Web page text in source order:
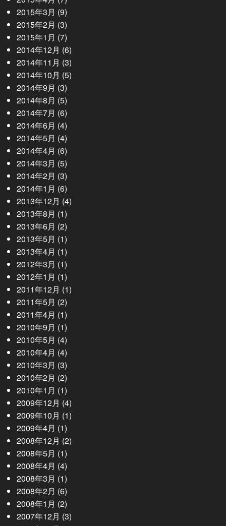
2015年3月 (9)
2015年2月 (3)
2015年1月 (7)
2014年12月 (6)
2014年11月 (3)
2014年10月 (5)
2014年9月 (3)
2014年8月 (5)
2014年7月 (6)
2014年6月 (4)
2014年5月 (4)
2014年4月 (6)
2014年3月 (5)
2014年2月 (3)
2014年1月 (6)
2013年12月 (4)
2013年8月 (1)
2013年6月 (2)
2013年5月 (1)
2013年4月 (1)
2012年3月 (1)
2012年1月 (1)
2011年12月 (1)
2011年5月 (2)
2011年4月 (1)
2010年9月 (1)
2010年5月 (4)
2010年4月 (4)
2010年3月 (3)
2010年2月 (2)
2010年1月 (1)
2009年12月 (4)
2009年10月 (1)
2009年4月 (1)
2008年12月 (2)
2008年5月 (1)
2008年4月 (4)
2008年3月 (1)
2008年2月 (6)
2008年1月 (2)
2007年12月 (3)